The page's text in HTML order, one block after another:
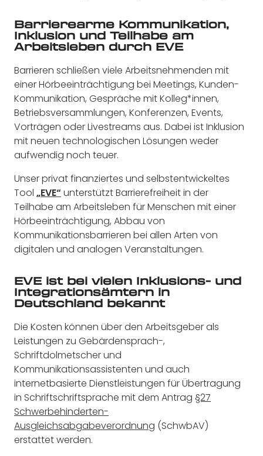
Barrierearme Kommunikation,
Inklusion und Teilhabe am
Arbeitsleben durch EVE
Barrieren schließen viele Arbeitsnehmenden mit
einer Hörbeeinträchtigung bei Meetings, Kunden-
Kommunikation, Gespräche mit Kolleg*innen,
Betriebsversammlungen, Konferenzen, Events,
Vorträgen oder Livestreams aus. Dabei ist Inklusion
mit neuen technologischen Lösungen weder
aufwendig noch teuer.
Unser privat finanziertes und selbstentwickeltes
Tool „EVE“ unterstützt Barrierefreiheit in der
Teilhabe am Arbeitsleben für Menschen mit einer
Hörbeeinträchtigung, Abbau von
Kommunikationsbarrieren bei allen Arten von
digitalen und analogen Veranstaltungen.
EVE ist bei vielen Inklusions- und
Integrationsämtern in
Deutschland bekannt
Die Kosten können über den Arbeitsgeber als
Leistungen zu Gebärdensprach-,
Schriftdolmetscher und
Kommunikationsassistenten und auch
internetbasierte Dienstleistungen für Übertragung
in Schriftschriftsprache mit dem Antrag §27
Schwerbehinderten-
Ausgleichsabgabeverordnung (SchwbAV)
erstattet werden.